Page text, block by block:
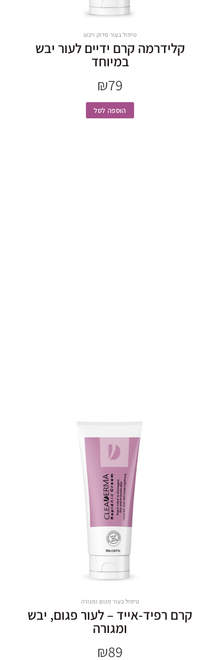
טיפול בעור סדוק ויבש
קלידרמה קרם ידיים לעור יבש
במיוחד
₪79
הוספה לסל
טיפול בעור פגום ומגורה
קרם רפיד-אייד – לעור פגום, יבש
ומגורה
₪89